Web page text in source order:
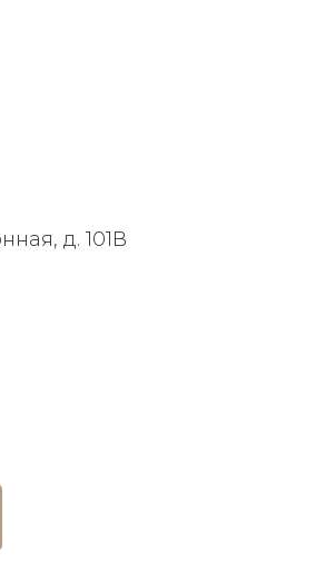
д. 101В